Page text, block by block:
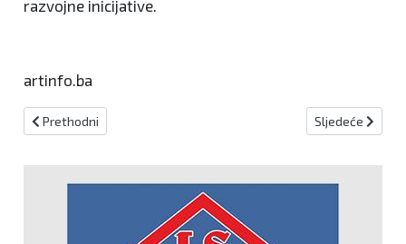
razvojne inicijative.
artinfo.ba
Prethodni članak: Biografija pape Leona XIV.
Prethodni Sljedeći
Sljedeće